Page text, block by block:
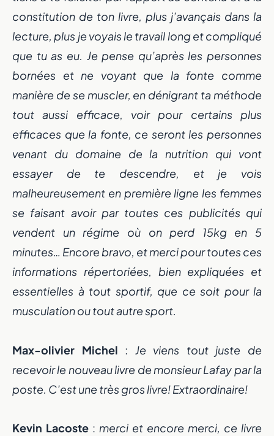
constitution de ton livre, plus j’avançais dans la
lecture, plus je voyais le travail long et compliqué
que tu as eu. Je pense qu’après les personnes
bornées et ne voyant que la fonte comme
manière de se muscler, en dénigrant ta méthode
tout aussi efficace, voir pour certains plus
efficaces que la fonte, ce seront les personnes
venant du domaine de la nutrition qui vont
essayer de te descendre, et je vois
malheureusement en première ligne les femmes
se faisant avoir par toutes ces publicités qui
vendent un régime où on perd 15kg en 5
minutes… Encore bravo, et merci pour toutes ces
informations répertoriées, bien expliquées et
essentielles à tout sportif, que ce soit pour la
musculation ou tout autre sport.
Max-olivier Michel :
Je viens tout juste de
recevoir le nouveau livre de monsieur Lafay par la
poste. C’est une très gros livre! Extraordinaire!
Kevin Lacoste : merci et encore merci, ce livre